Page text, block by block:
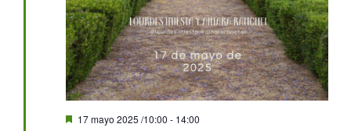
Destacado
17 mayo 2025 /10:00 - 14:00